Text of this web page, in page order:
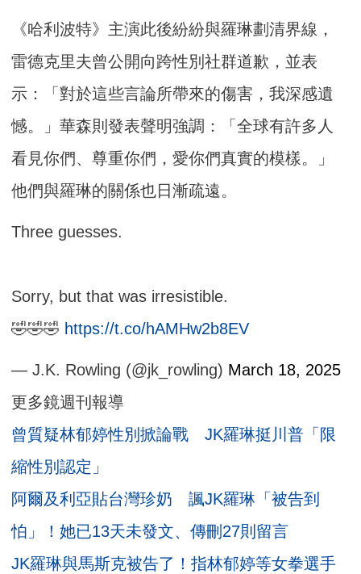
《哈利波特》主演此後紛紛與羅琳劃清界線，
雷德克里夫曾公開向跨性別社群道歉，並表
示：「對於這些言論所帶來的傷害，我深感遺
憾。」華森則發表聲明強調：「全球有許多人
看見你們、尊重你們，愛你們真實的模樣。」
他們與羅琳的關係也日漸疏遠。
Three guesses.
Sorry, but that was irresistible.
🤣🤣🤣 https://t.co/hAMHw2b8EV
— J.K. Rowling (@jk_rowling) March 18, 2025
更多鏡週刊報導
曾質疑林郁婷性別掀論戰 JK羅琳挺川普「限
縮性別認定」
阿爾及利亞貼台灣珍奶 諷JK羅琳「被告到
怕」！她已13天未發文、傳刪27則留言
JK羅琳與馬斯克被告了！指林郁婷等女拳選手